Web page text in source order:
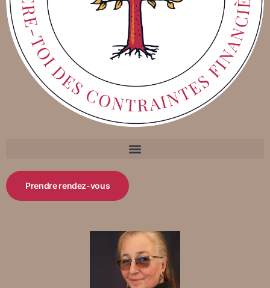
Prendre rendez-vous